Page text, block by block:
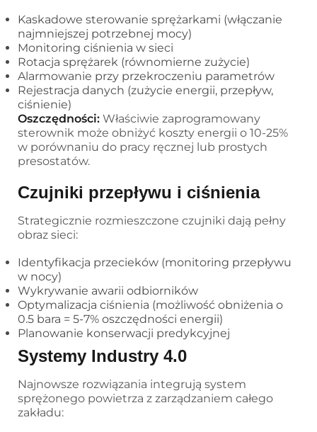
Kaskadowe sterowanie sprężarkami (włączanie
najmniejszej potrzebnej mocy)
Monitoring ciśnienia w sieci
Rotacja sprężarek (równomierne zużycie)
Alarmowanie przy przekroczeniu parametrów
Rejestracja danych (zużycie energii, przepływ,
ciśnienie)
Oszczędności: Właściwie zaprogramowany
sterownik może obniżyć koszty energii o 10-25%
w porównaniu do pracy ręcznej lub prostych
presostatów.
Czujniki przepływu i ciśnienia
Strategicznie rozmieszczone czujniki dają pełny
obraz sieci:
Identyfikacja przecieków (monitoring przepływu
w nocy)
Wykrywanie awarii odbiorników
Optymalizacja ciśnienia (możliwość obniżenia o
0.5 bara = 5-7% oszczędności energii)
Planowanie konserwacji predykcyjnej
Systemy Industry 4.0
Najnowsze rozwiązania integrują system
sprężonego powietrza z zarządzaniem całego
zakładu: